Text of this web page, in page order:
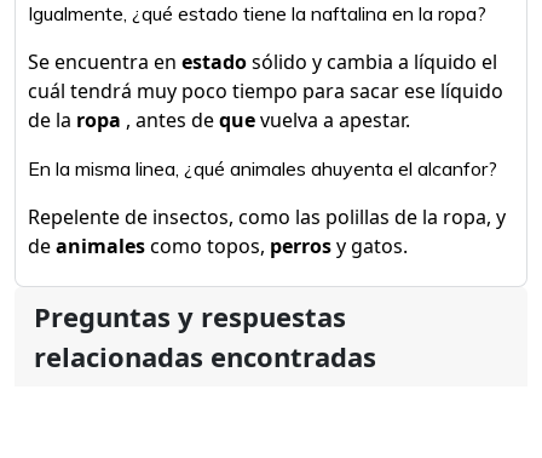
Igualmente, ¿qué estado tiene la naftalina en la ropa?
Se encuentra en estadosólido y cambia a líquido el
cuál tendrá muy poco tiempo para sacar ese líquido
de la ropa , antes dequevuelva a apestar.
En la misma linea, ¿qué animales ahuyenta el alcanfor?
Repelente de insectos, como las polillas de la ropa, y
deanimalescomo topos, perrosy gatos.
Preguntas y respuestas
relacionadas encontradas